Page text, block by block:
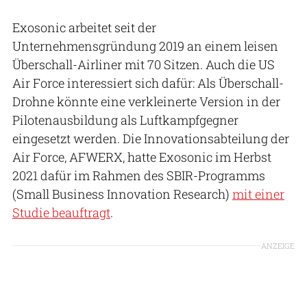
Exosonic arbeitet seit der
Unternehmensgründung 2019 an einem leisen
Überschall-Airliner mit 70 Sitzen. Auch die US
Air Force interessiert sich dafür: Als Überschall-
Drohne könnte eine verkleinerte Version in der
Pilotenausbildung als Luftkampfgegner
eingesetzt werden. Die Innovationsabteilung der
Air Force, AFWERX, hatte Exosonic im Herbst
2021 dafür im Rahmen des SBIR-Programms
(Small Business Innovation Research) mit einer
Studie beauftragt.
ANZEIGE